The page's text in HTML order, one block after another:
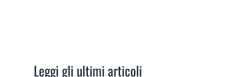
Leggi gli ultimi articoli